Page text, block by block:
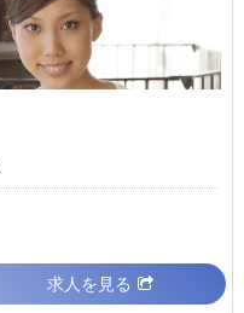
求人を見る